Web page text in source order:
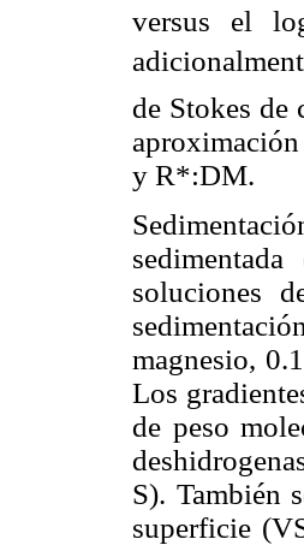
versus el
de Stokes de
y R*:DM.
soluciones
magnesio,
Los
de peso
S). También
superficie